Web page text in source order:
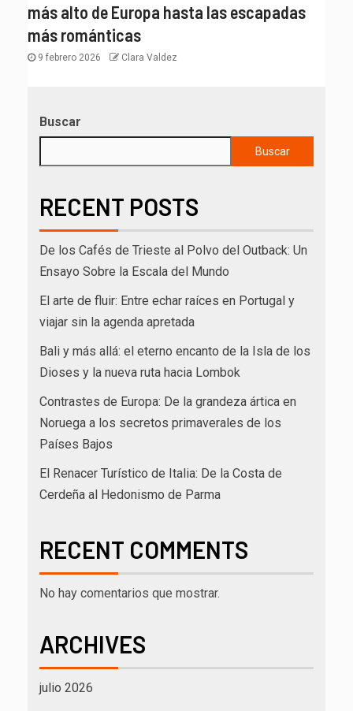
más alto de Europa hasta las escapadas
más románticas
9 febrero 2026 Clara Valdez
Buscar
Buscar
RECENT POSTS
De los Cafés de Trieste al Polvo del Outback: Un
Ensayo Sobre la Escala del Mundo
El arte de fluir: Entre echar raíces en Portugal y
viajar sin la agenda apretada
Bali y más allá: el eterno encanto de la Isla de los
Dioses y la nueva ruta hacia Lombok
Contrastes de Europa: De la grandeza ártica en
Noruega a los secretos primaverales de los
Países Bajos
El Renacer Turístico de Italia: De la Costa de
Cerdeña al Hedonismo de Parma
RECENT COMMENTS
No hay comentarios que mostrar.
ARCHIVES
julio 2026